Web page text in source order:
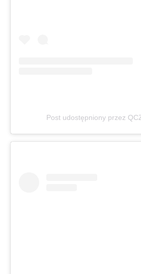
Post udostępniony przez